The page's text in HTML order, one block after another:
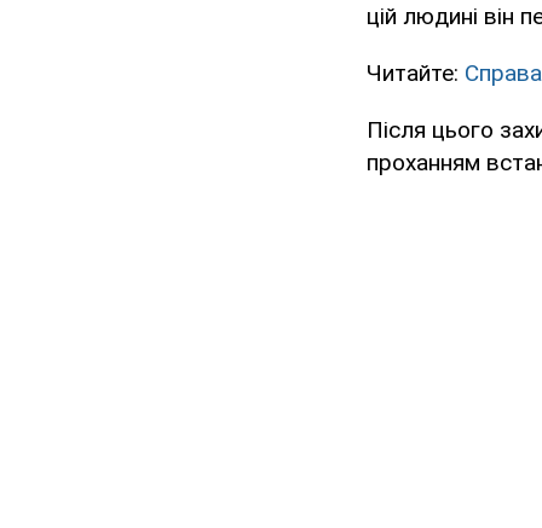
цій людині він
Читайте:
Після цього
проханням